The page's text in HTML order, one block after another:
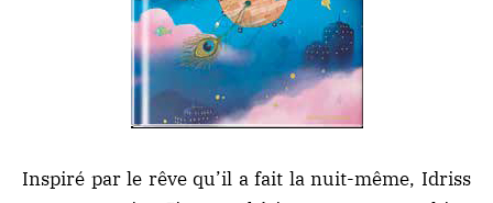
Inspiré par le rêve qu’il a fait la nuit-même, Idriss